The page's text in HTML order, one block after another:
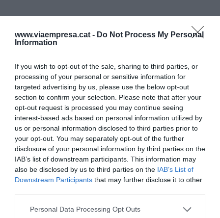
www.viaempresa.cat - Do Not Process My Personal
Information
If you wish to opt-out of the sale, sharing to third parties, or
processing of your personal or sensitive information for
targeted advertising by us, please use the below opt-out
section to confirm your selection. Please note that after your
opt-out request is processed you may continue seeing
interest-based ads based on personal information utilized by
us or personal information disclosed to third parties prior to
your opt-out. You may separately opt-out of the further
disclosure of your personal information by third parties on the
IAB’s list of downstream participants. This information may
also be disclosed by us to third parties on the IAB’s List of
Downstream Participants that may further disclose it to other
Personal Data Processing Opt Outs
per tenir a càrrec menors de 12 anys o familiars
tenen dret a una bonificació del 100% de la quota
d’autònoms durant un any per contingències
comuns si tenen a càrrec menors de 12 anys, o bé
familiars amb situació acreditada de dependència
o discapacitat (paràlisi cerebral, malaltia mental o
discapacitat intel·lectual igual o superior al 33%).
Beneficis per als autònoms amb
discapacitat.Els emprenedors amb alguna
discapacitat tindran reduccions i bonificacions a
les quotes de la Seguretat Social. A més a més, la
nova llei també facilitarà la contractació dels fills